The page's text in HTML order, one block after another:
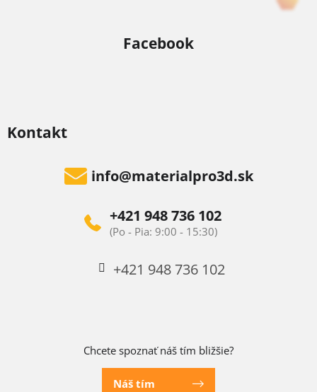
Kontakt
info@materialpro3d.sk
+421 948 736 102
+421 948 736 102
Chcete spoznať náš tím bližšie?
Náš tím
Facebook